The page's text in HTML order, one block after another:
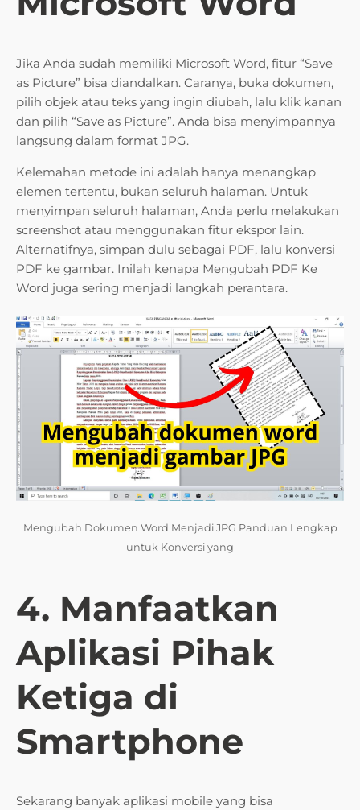
Jika Anda sudah memiliki Microsoft Word, fitur “Save
as Picture” bisa diandalkan. Caranya, buka dokumen,
pilih objek atau teks yang ingin diubah, lalu klik kanan
dan pilih “Save as Picture”. Anda bisa menyimpannya
langsung dalam format JPG.
Kelemahan metode ini adalah hanya menangkap
elemen tertentu, bukan seluruh halaman. Untuk
menyimpan seluruh halaman, Anda perlu melakukan
screenshot atau menggunakan fitur ekspor lain.
Alternatifnya, simpan dulu sebagai PDF, lalu konversi
PDF ke gambar. Inilah kenapa Mengubah PDF Ke
Word juga sering menjadi langkah perantara.
Mengubah Dokumen Word Menjadi JPG Panduan Lengkap
untuk Konversi yang
4. Manfaatkan
Aplikasi Pihak
Ketiga di
Smartphone
Sekarang banyak aplikasi mobile yang bisa